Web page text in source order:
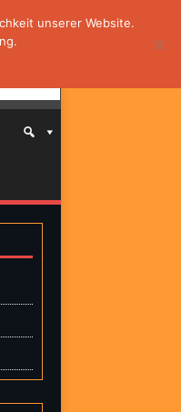
unserer Website.